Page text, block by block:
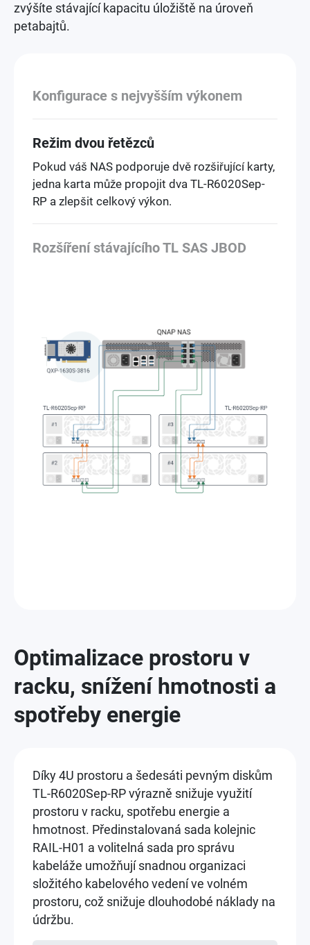
zvýšíte stávající kapacitu úložiště na úroveň
petabajtů.
Konfigurace s nejvyšším výkonem
Režim dvou řetězců
Pokud váš NAS podporuje dvě rozšiřující karty,
jedna karta může propojit dva TL-R6020Sep-
RP a zlepšit celkový výkon.
Rozšíření stávajícího TL SAS JBOD
Optimalizace prostoru v
racku, snížení hmotnosti a
spotřeby energie
Díky 4U prostoru a šedesáti pevným diskům
TL-R6020Sep-RP výrazně snižuje využití
prostoru v racku, spotřebu energie a
hmotnost. Předinstalovaná sada kolejnic
RAIL-H01 a volitelná sada pro správu
kabeláže umožňují snadnou organizaci
složitého kabelového vedení ve volném
prostoru, což snižuje dlouhodobé náklady na
údržbu.